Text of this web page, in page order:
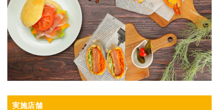
実施店舗